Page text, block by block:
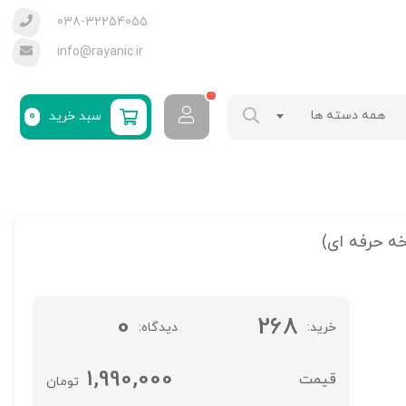
038-32254055
info@rayanic.ir
همه دسته ها سبد خرید 0
خرید 268 دیدگاه 0
تومان1,990,000